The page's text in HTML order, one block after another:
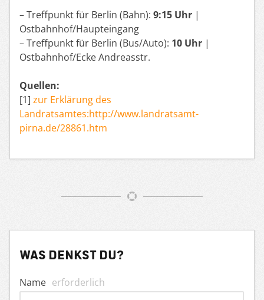
– Treffpunkt für Berlin (Bahn): 9:15 Uhr |
Ostbahnhof/Haupteingang
– Treffpunkt für Berlin (Bus/Auto): 10 Uhr |
Ostbahnhof/Ecke Andreasstr.
Quellen:
[1] zur Erklärung des
Landratsamtes:http://www.landratsamt-
pirna.de/28861.htm
Was denkst du?
Name erforderlich